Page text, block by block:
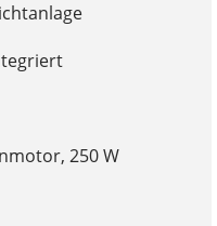
250 W